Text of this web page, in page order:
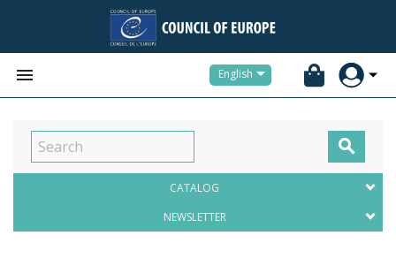
 English

CATALOG
NEWSLETTER